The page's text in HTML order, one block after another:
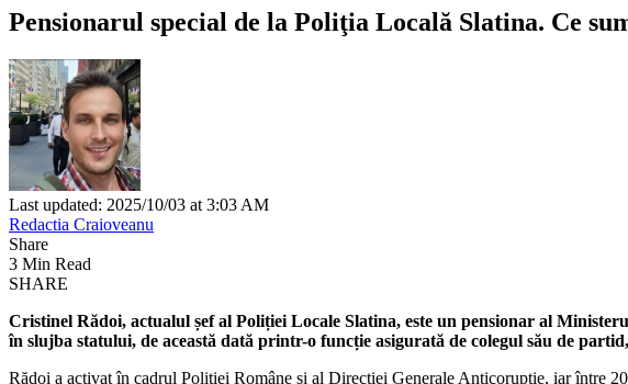
Pensionarul special de la Poliţia Locală Slatina. Ce
Last updated: 2025/10/03 at 3:03 AM
Redactia Craioveanu
Share
3 Min Read
SHARE
Cristinel Rădoi, actualul șef al Poliției Locale Slatina, este un pensionar al
în slujba statului, de această dată printr-o funcție asigurată de colegul său de
Rădoi a activat în cadrul Poliției Române și al Direcției Generale Anticorupție, iar între